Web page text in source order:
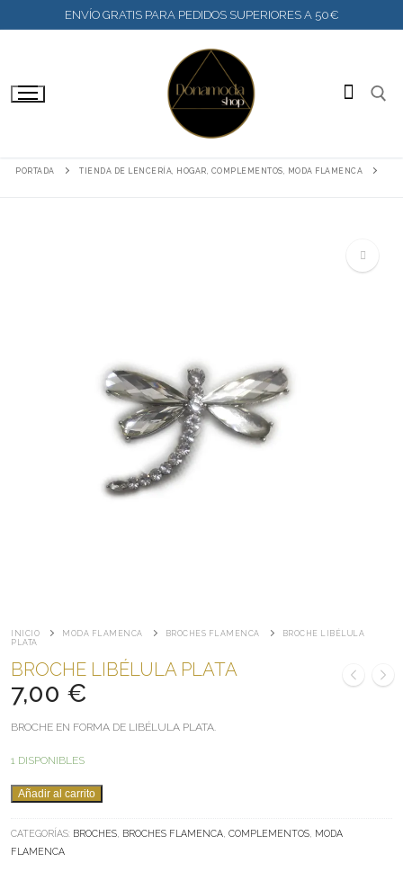
ENVÍO GRATIS PARA PEDIDOS SUPERIORES A 50€
PORTADA TIENDA DE LENCERÍA, HOGAR, COMPLEMENTOS, MODA FLAMENCA
INICIO MODA FLAMENCA BROCHES FLAMENCA
BROCHE LIBÉLULA
PLATA
BROCHE LIBÉLULA PLATA
7,00 €
BROCHE EN FORMA DE LIBÉLULA PLATA.
1 DISPONIBLES
BROCHE
PLATA
CANTIDAD
Añadir al carrito
CATEGORÍAS: BROCHES, BROCHES FLAMENCA, COMPLEMENTOS, MODA
FLAMENCA